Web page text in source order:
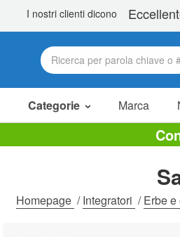
Categorie Marca
Homepage /Integratori /Erbe e